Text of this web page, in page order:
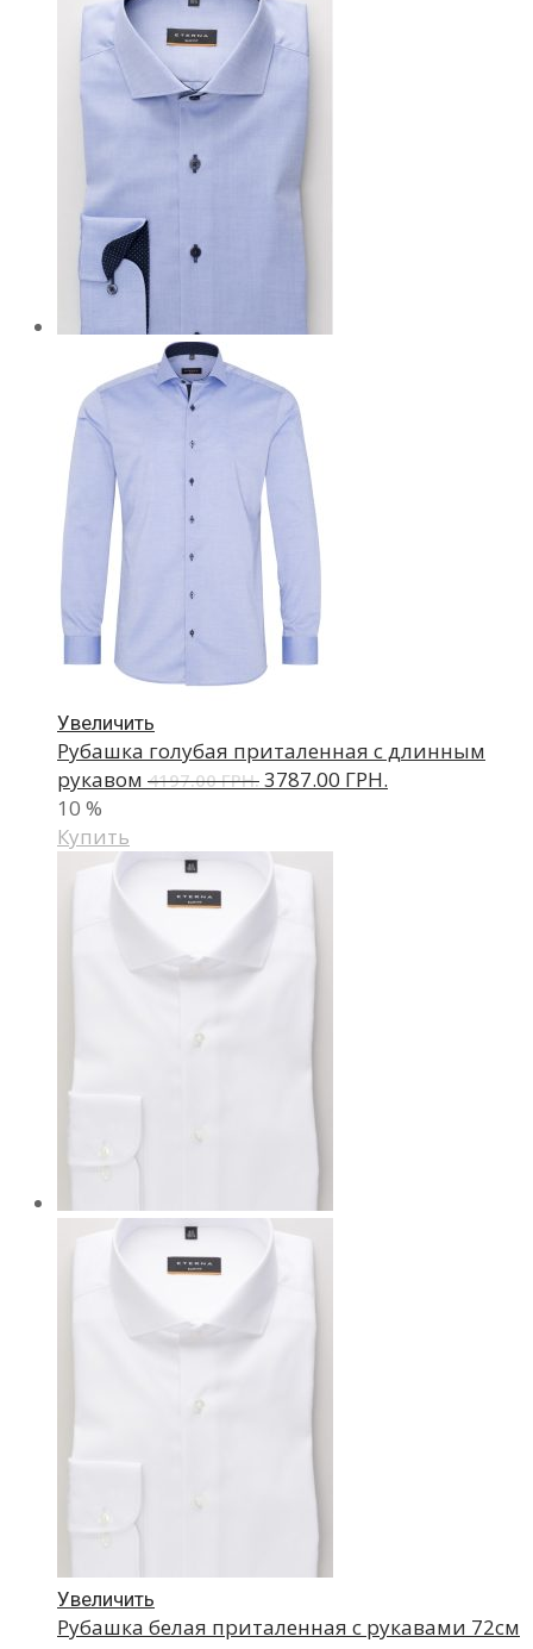
Увеличить
Рубашка голубая приталенная с длинным
рукавом 4197.00 ГРН. 3787.00 ГРН.
10 %
Купить
Увеличить
Рубашка белая приталенная с рукавами 72см